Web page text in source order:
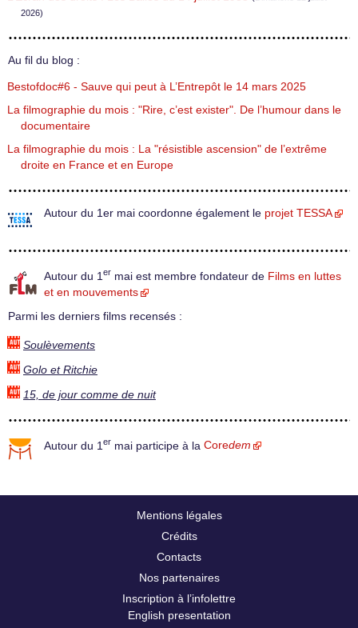
2026)
Au fil du blog :
Bestofdoc#6 - Sauve qui peut à L’Entrepôt le 14 mars 2025
La filmographie du mois : "Rire, c’est exister". De l’humour dans le
documentaire
La filmographie du mois : La "résistible ascension" de l’extrême
droite en France et en Europe
Autour du 1er mai coordonne également le projet TESSA
Autour du 1 er mai est membre fondateur de Films en luttes
et en mouvements
Parmi les derniers films recensés :
Soulèvements
Golo et Ritchie
15, de jour comme de nuit
Autour du 1 er mai participe à la Coredem
Mentions légales
Crédits
Contacts
Nos partenaires
Inscription à l’infolettre
English presentation